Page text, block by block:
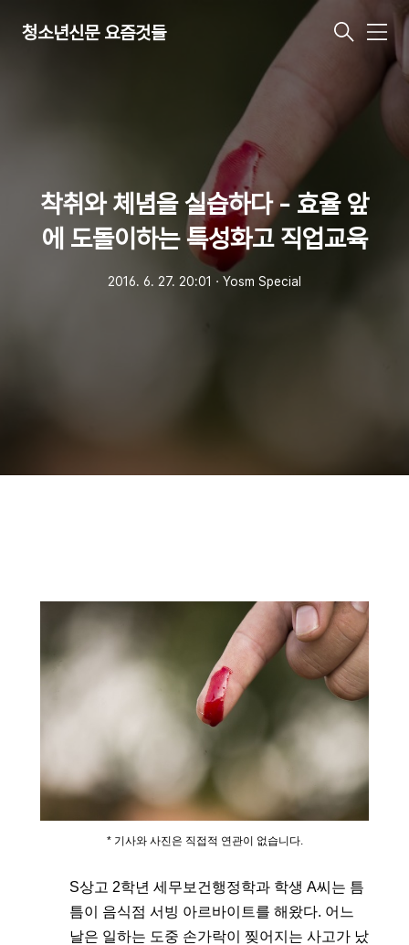
청소년신문 요즘것들
메
착취와 체념을 실습하다 - 효율 앞
에 도돌이하는 특성화고 직업교육
2016. 6. 27. 20:01 ㆍ Yosm Special
* 기사와 사진은 직접적 연관이 없습니다.
S상고 2학년 세무보건행정학과 학생 A씨는 틈
틈이 음식점 서빙 아르바이트를 해왔다. 어느
날은 일하는 도중 손가락이 찢어지는 사고가 났